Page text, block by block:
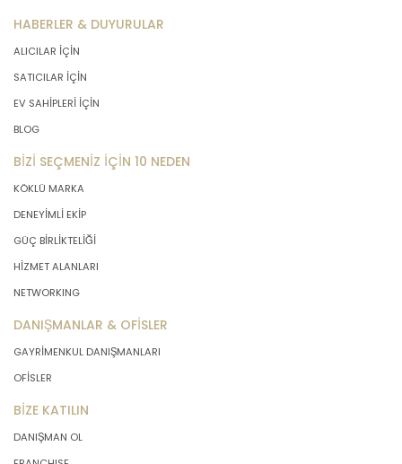
HABERLER & DUYURULAR
ALICILAR İÇİN
SATICILAR İÇİN
EV SAHİPLERİ İÇİN
BLOG
BİZİ SEÇMENİZ İÇİN 10 NEDEN
KÖKLÜ MARKA
DENEYİMLİ EKİP
GÜÇ BİRLİKTELİĞİ
HİZMET ALANLARI
NETWORKING
DANIŞMANLAR & OFİSLER
GAYRİMENKUL DANIŞMANLARI
OFİSLER
BİZE KATILIN
DANIŞMAN OL